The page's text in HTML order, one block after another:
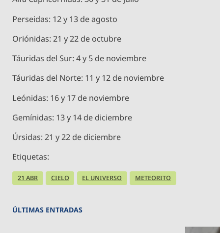
Perseidas: 12 y 13 de agosto
Oriónidas: 21 y 22 de octubre
Táuridas del Sur: 4 y 5 de noviembre
Táuridas del Norte: 11 y 12 de noviembre
Leónidas: 16 y 17 de noviembre
Gemínidas: 13 y 14 de diciembre
Úrsidas: 21 y 22 de diciembre
Etiquetas:
21 ABR CIELO EL UNIVERSO METEORITO
ÚLTIMAS ENTRADAS